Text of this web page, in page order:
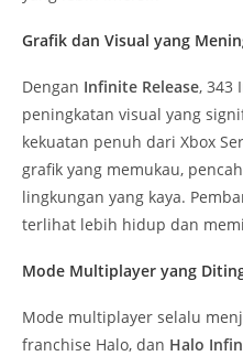
Grafik dan Visual yang
Dengan Infinite Release, 343
peningkatan visual yang
kekuatan penuh dari Xbox
grafik yang memukau,
lingkungan yang kaya.
terlihat lebih hidup dan
Mode Multiplayer yang
Mode multiplayer selalu
franchise Halo, dan Halo